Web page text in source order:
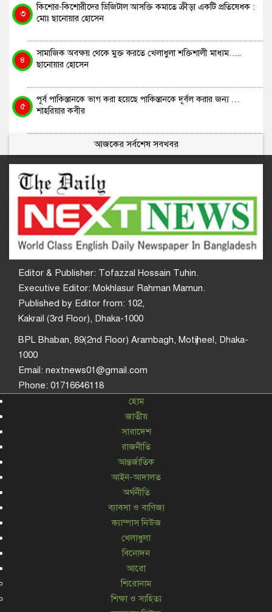
৩
কিশোর-কিশোরীদের ডিজিটাল আসক্তি কমাতে ক্রীড়া একটি প্রতিষেধক :
মোঃ ছানোয়ার হোসেন
৪
সামাজিক অবক্ষয় থেকে মুক্ত করতে খেলাধুলা শক্তিশালী মাধ্যম…..
ছানোয়ার হোসেন
৫
পূর্ব পাকিস্তানকে ভাগ করা হয়েছে পাকিস্তানকে দূর্বল করার জন্য …
শাহরিয়ার কবীর
আজকের সর্বশেষ সবখবর
Editor & Publisher: Tofazzal Hossain Tuhin.
Executive Editor: Mokhlasur Rahman Mamun.
Published by Editor from: 102,
Kakrail (3rd Floor), Dhaka-1000
BPL Bhaban, 89(2nd Floor) Arambagh, Motijheel, Dhaka-
1000
Email: nextnews01@gmail.com
Phone: 01716646118
হোম
জাতীয়
সারাদেশ
রাজনীতি
আন্তর্জাতিক
আইন-আদালত
অর্থনীতি
ব্যাবসা ও বাণিজ্য
ক্যাম্পাস নিউজ
খেলাধুলা
বিনোদন
আরো
শিরোনাম
শিক্ষা ও সাহিত্য